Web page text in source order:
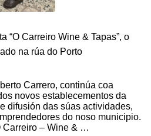
“O Carreiro Wine & Tapas”, o
na rúa do Porto
Carrero, continúa coa
novos establecementos da
difusión das súas actividades,
do noso municipio.
Carreiro – Wine & …